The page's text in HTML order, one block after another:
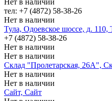
тел: +7 (4872) 58-38-26
Нет в наличии
Тула, Одоевское шоссе, д. 110,
+7 (4872) 58-38-26
Нет в наличии
Нет в наличии
Склад "Пролетарская, 26А",
Нет в наличии
Нет в наличии
Сайт, Сайт